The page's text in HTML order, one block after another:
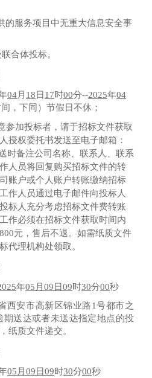
的服务项目中无重大信息安全事
合体投标。
04月 18 日 17时00分--2025年04
，下同）节假日不休；
参加投标者 ，请于招标文件获取
授权委托书发送至电子邮箱：
时备注公司名称、联系人、联系
人员将回复购买招标文件的转
账户或个人账户转账缴纳招标
作人员通过电子邮件向投标人
标人充分考虑招标文件费转账
作必须在招标文件获取时间内
800元，售后不退。如需纸质文件
代理机构处领取。
年05月09日09时30分00秒
西安市高新区锦业路1号都市之
期送达或者未送达指定地点的投
纸质文件递交。
05月09日09时30分00秒